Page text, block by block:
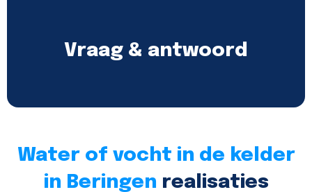
Vraag & antwoord
Water of vocht in de kelder
in Beringen realisaties